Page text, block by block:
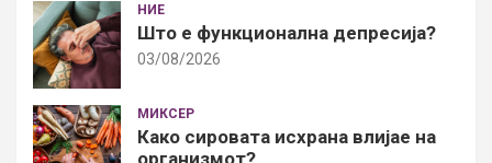
НИЕ
Што е функционална депресија?
03/08/2026
МИКСЕР
Како сировата исхрана влијае на